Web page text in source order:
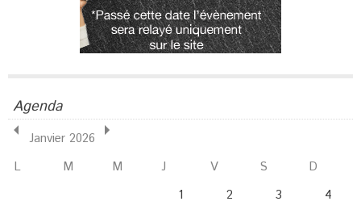
Agenda
Janvier 2026
L
M M J V S
D
1
2 3
4